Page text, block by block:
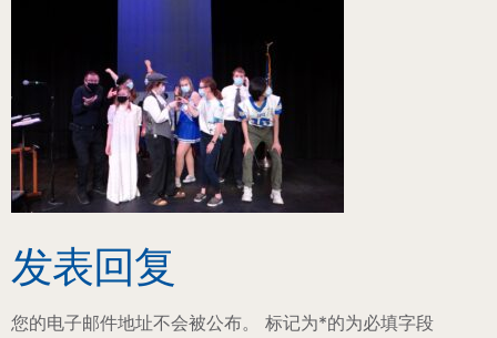
发表回复
您的电子邮件地址不会被公布。 标记为*的为必填字段